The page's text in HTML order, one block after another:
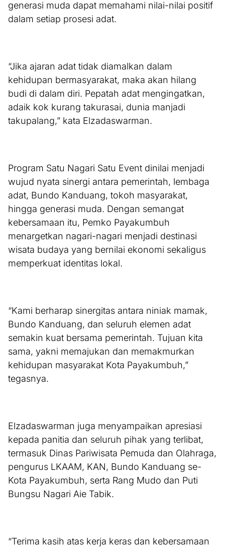
generasi muda dapat memahami nilai-nilai positif
dalam setiap prosesi adat.
“Jika ajaran adat tidak diamalkan dalam
kehidupan bermasyarakat, maka akan hilang
budi di dalam diri. Pepatah adat mengingatkan,
adaik kok kurang takurasai, dunia manjadi
takupalang,” kata Elzadaswarman.
Program Satu Nagari Satu Event dinilai menjadi
wujud nyata sinergi antara pemerintah, lembaga
adat, Bundo Kanduang, tokoh masyarakat,
hingga generasi muda. Dengan semangat
kebersamaan itu, Pemko Payakumbuh
menargetkan nagari-nagari menjadi destinasi
wisata budaya yang bernilai ekonomi sekaligus
memperkuat identitas lokal.
“Kami berharap sinergitas antara niniak mamak,
Bundo Kanduang, dan seluruh elemen adat
semakin kuat bersama pemerintah. Tujuan kita
sama, yakni memajukan dan memakmurkan
kehidupan masyarakat Kota Payakumbuh,”
tegasnya.
Elzadaswarman juga menyampaikan apresiasi
kepada panitia dan seluruh pihak yang terlibat,
termasuk Dinas Pariwisata Pemuda dan Olahraga,
pengurus LKAAM, KAN, Bundo Kanduang se-
Kota Payakumbuh, serta Rang Mudo dan Puti
Bungsu Nagari Aie Tabik.
“Terima kasih atas kerja keras dan kebersamaan